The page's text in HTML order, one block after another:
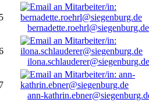
bernadette.roehrl@siegenburg.de
ilona.schlauderer@siegenburg.de
ann-